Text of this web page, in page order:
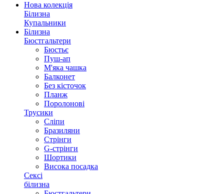
Нова колекція
Білизна
Купальники
Білизна
Бюстгальтери
Бюстьє
Пуш-ап
М'яка чашка
Балконет
Без кісточок
Планж
Поролонові
Трусики
Сліпи
Бразиляни
Стрінги
G-стрінги
Шортики
Висока посадка
Сексі
білизна